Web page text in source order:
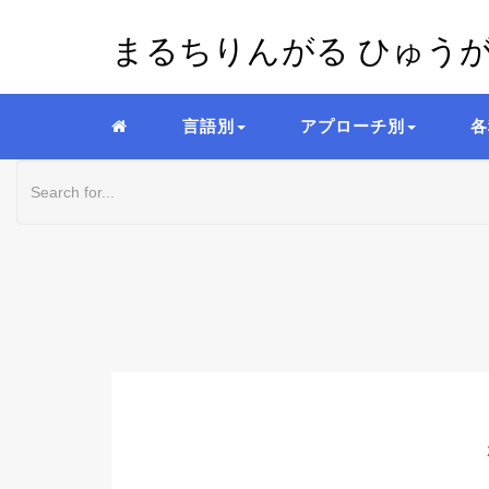
まるちりんがる ひゅう
言語別 アプローチ別